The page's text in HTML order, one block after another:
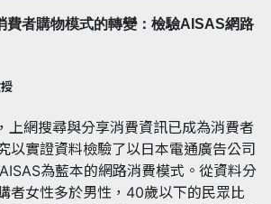
費者購物模式的轉變：檢驗AISAS網路
上網搜尋與分享消費資訊已成為消費者
以實證資料檢驗了以日本電通廣告公司
為藍本的網路消費模式。從資料分
者女性多於男性，40歲以下的民眾比